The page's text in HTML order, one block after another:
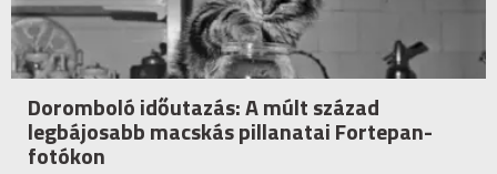
Doromboló időutazás: A múlt század
legbájosabb macskás pillanatai Fortepan-
fotókon